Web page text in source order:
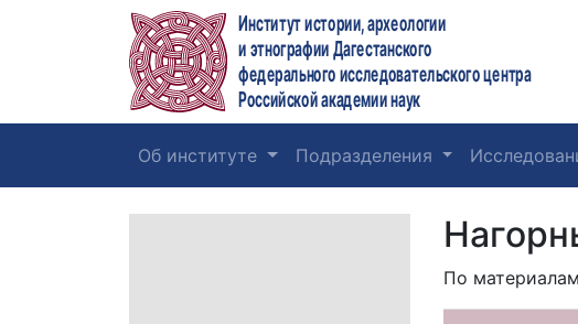
Институт истории, археологии
и этнографии Дагестанского
федерального исследовательского центра
Российской академии наук
Об институте Подразделения
По